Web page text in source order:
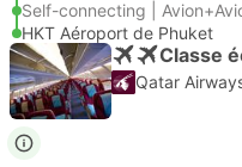
Self-connecting |
HKT Aéroport de Phuket
Classe
Qatar